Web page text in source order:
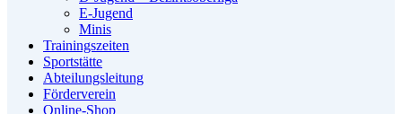
E-Jugend
Minis
Trainingszeiten
Sportstätte
Abteilungsleitung
Förderverein
Online-Shop